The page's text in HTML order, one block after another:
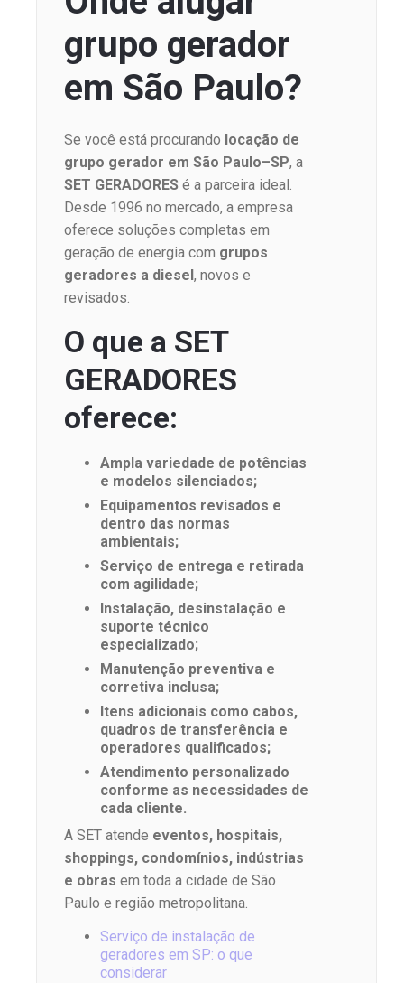
grupo gerador
em São Paulo?
Se você está procurando locação de
grupo gerador em São Paulo–SP, a
SET GERADORES é a parceira ideal.
Desde 1996 no mercado, a empresa
oferece soluções completas em
geração de energia com grupos
geradores a diesel, novos e
revisados.
O que a SET
GERADORES
oferece:
Ampla variedade de potências
e modelos silenciados;
Equipamentos revisados e
dentro das normas
ambientais;
Serviço de entrega e retirada
com agilidade;
Instalação, desinstalação e
suporte técnico
especializado;
Manutenção preventiva e
corretiva inclusa;
Itens adicionais como cabos,
quadros de transferência e
operadores qualificados;
Atendimento personalizado
conforme as necessidades de
cada cliente.
A SET atende eventos, hospitais,
shoppings, condomínios, indústrias
e obras em toda a cidade de São
Paulo e região metropolitana.
Serviço de instalação de
geradores em SP: o que
considerar